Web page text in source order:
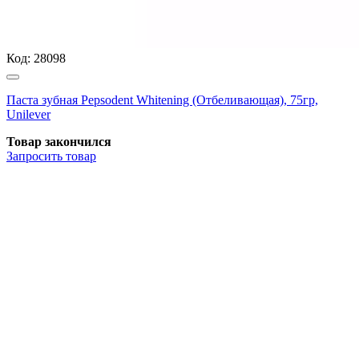
Код: 28098
Паста зубная Pepsodent Whitening (Отбеливающая), 75гр,
Unilever
Товар закончился
Запросить товар